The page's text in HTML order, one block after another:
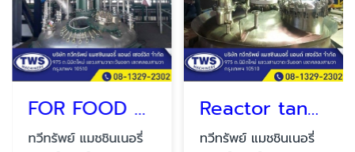
FOR FOOD AND CHEMICAL
ทวีทรัพย์ แมชชินเนอรี่
Reactor tank SUS 316 L.
ทวีทรัพย์ แมชชินเนอรี่